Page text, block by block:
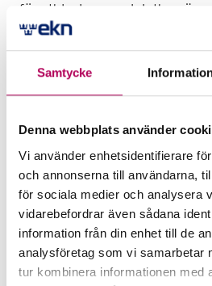
Samtycke
Denna webbplats använder
Vi använder enhetsidentifierare
och annonserna till användarna,
för sociala medier och analysera
vidarebefordrar även sådana
information från din enhet till de
analysföretag som vi samarbetar
tur kombinera informationen med
för att lyckas med detta,
Mer läsning för
exportsatsningar